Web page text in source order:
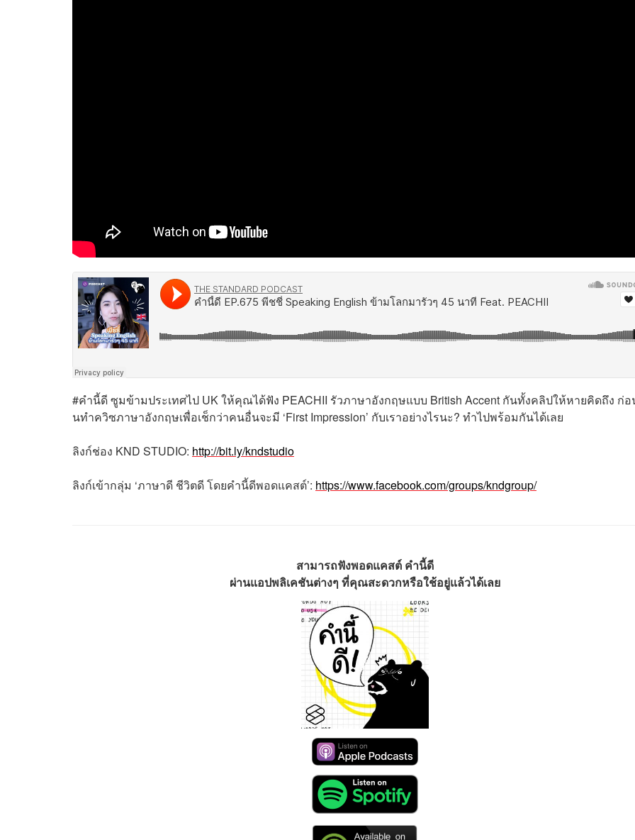
#คำนี้ดี ซูมข้ามประเทศไป UK ให้คุณได้ฟัง PEACHII รัวภาษาอังกฤษแบบ British Accent กันทั้งคลิปให้หายคิดถึง ก่
นทำควิซภาษาอังกฤษเพื่อเช็กว่าคนอื่นจะมี ‘First Impression’ กับเราอย่างไรนะ? ทำไปพร้อมกันได้เลย
ลิงก์ช่อง KND STUDIO: http://bit.ly/kndstudio
ลิงก์เข้ากลุ่ม ‘ภาษาดี ชีวิตดี โดยคำนี้ดีพอดแคสต์’: https://www.facebook.com/groups/kndgroup/
สามารถฟังพอดแคสต์ คำนี้ดี
ผ่านแอปพลิเคชันต่างๆ ที่คุณสะดวกหรือใช้อยู่แล้วได้เลย